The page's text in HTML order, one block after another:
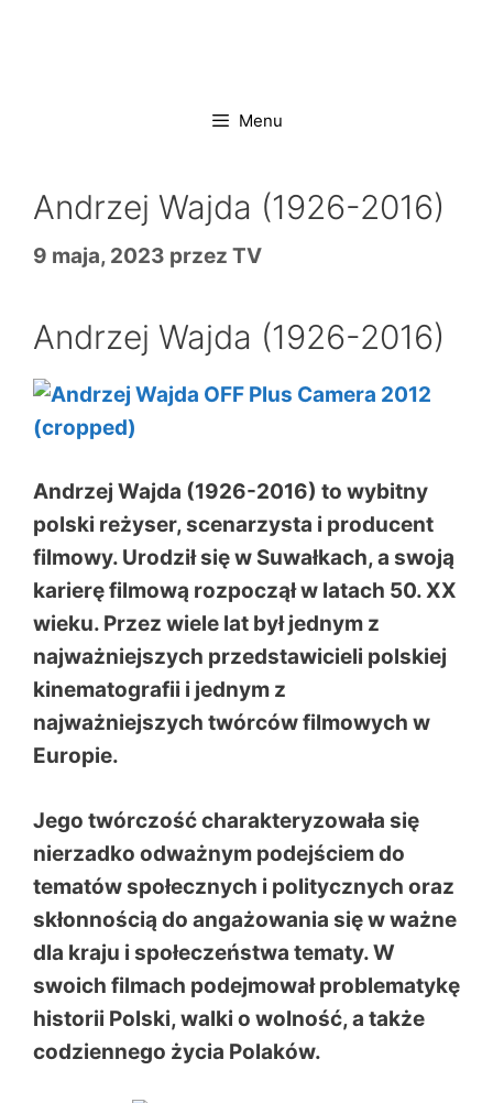
Menu
Andrzej Wajda (1926-2016)
9 maja, 2023 przez TV
Andrzej Wajda (1926-2016)
Andrzej Wajda (1926-2016) to wybitny
polski reżyser, scenarzysta i producent
filmowy. Urodził się w Suwałkach, a swoją
karierę filmową rozpoczął w latach 50. XX
wieku. Przez wiele lat był jednym z
najważniejszych przedstawicieli polskiej
kinematografii i jednym z
najważniejszych twórców filmowych w
Europie.
Jego twórczość charakteryzowała się
nierzadko odważnym podejściem do
tematów społecznych i politycznych oraz
skłonnością do angażowania się w ważne
dla kraju i społeczeństwa tematy. W
swoich filmach podejmował problematykę
historii Polski, walki o wolność, a także
codziennego życia Polaków.